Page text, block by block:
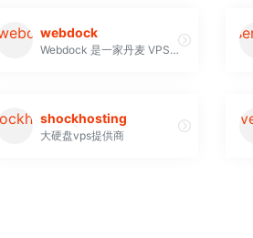
webdock
Webdock 是一家丹麦 VPS 提供商，为有意购买服务器的人们提供高质量的服务。但是，客户可能不喜欢他们不提供其他托管选项，例如共享托管或专用服务器。
shockhosting
大硬盘vps提供商